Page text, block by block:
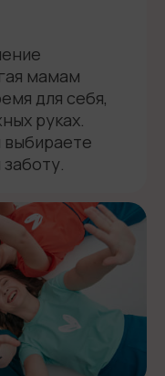
мамам
для себя,
руках.
выбираете